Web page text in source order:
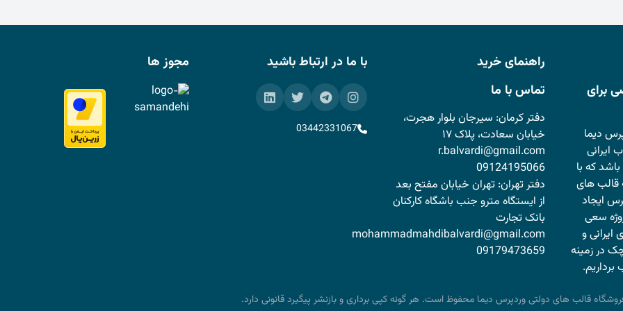
برای
دیما
ایرانی
که با
های
ایجاد
سعی
ایرانی و
در زمینه
راهنمای خرید
تماس با ما
دفتر کرمان: سیرجان بلوار هجرت،
خیابان سعادت، پلاک ۱۷
r.balvardi@gmail.com
09124195066
دفتر تهران: تهران خیابان مفتح بعد
از ایستگاه مترو جنب باشگاه کارکنان
بانک تجارت
mohammadmahdibalvardi@gmail.com
09179473659
با ما در ارتباط باشید
03442331067
مجوز ها
قالب های دولتی وردپرس دیما محفوظ است. هر گونه کپی برداری و بازنشر پیگیرد قانونی دارد.